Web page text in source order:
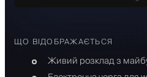
ЩО ВІДОБРАЖАЄТЬСЯ
Живий розклад з